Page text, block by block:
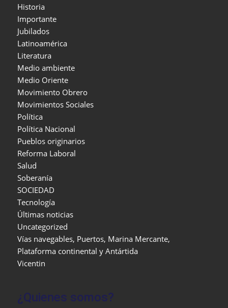
Historia
Importante
Jubilados
Latinoamérica
Literatura
Medio ambiente
Medio Oriente
Movimiento Obrero
Movimientos Sociales
Política
Política Nacional
Pueblos originarios
Reforma Laboral
Salud
Soberanía
SOCIEDAD
Tecnología
Últimas noticias
Uncategorized
Vías navegables, Puertos, Marina Mercante,
Plataforma continental y Antártida
Vicentin
¿Quienes somos?